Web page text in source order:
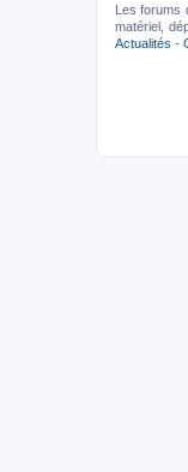
Les forums
matériel,
Actualités -